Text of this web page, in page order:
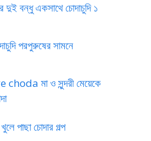
দুই বন্ধু একসাথে চোদাচুদি ১
পরপুরুষের সামনে
মা ও সুন্দরী মেয়েকে
পাছা চোদার গল্প